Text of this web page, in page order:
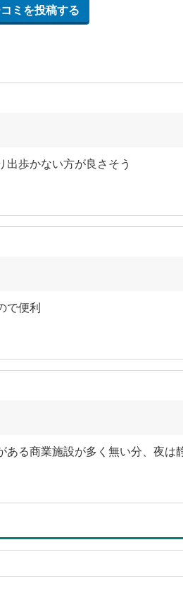
ミを投稿する
出歩かない方が良さそう
で便利
る商業施設が多く無い分、夜は